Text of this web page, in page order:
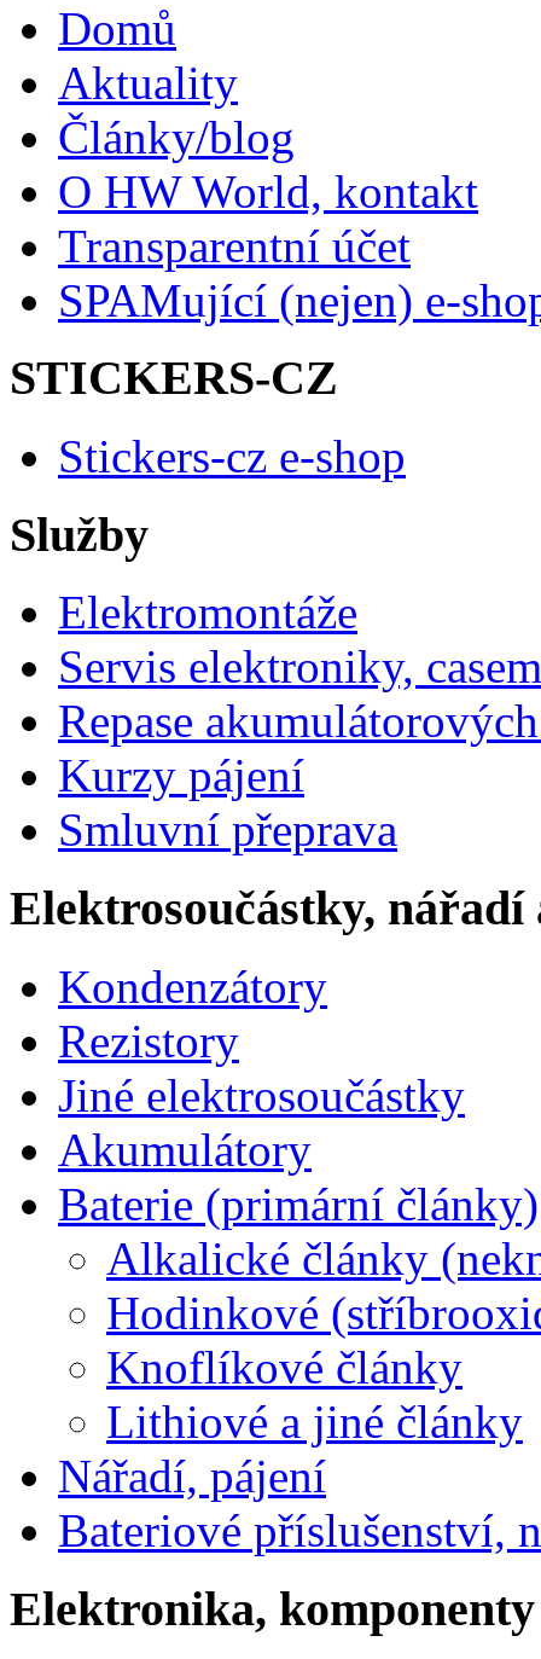
Domů
Aktuality
Články/blog
O HW World, kontakt
Transparentní účet
SPAMující (nejen) e-
STICKERS-CZ
Stickers-cz e-shop
Služby
Elektromontáže
Servis elektroniky,
Repase
Kurzy pájení
Smluvní přeprava
Elektrosoučástky, nářadí
Kondenzátory
Rezistory
Jiné elektrosoučástky
Akumulátory
Baterie (primární články)
Alkalické články
Hodinkové
Knoflíkové články
Lithiové a jiné články
Nářadí, pájení
Bateriové příslušenství,
Elektronika, komponenty